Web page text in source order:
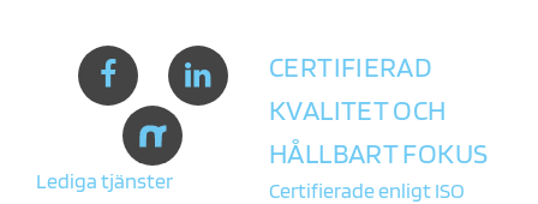
Lediga tjänster
CERTIFIERAD
KVALITET OCH
HÅLLBART FOKUS
Certifierade enligt ISO